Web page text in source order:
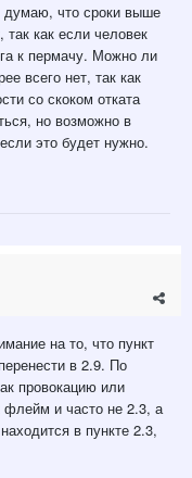
что сроки выше
как если человек
к пермачу. Можно ли
всего нет, так как
со скоком отката
но возможно в
это будет нужно.
на то, что пункт
в 2.9. По
провокацию или
и часто не 2.3, а
в пункте 2.3,